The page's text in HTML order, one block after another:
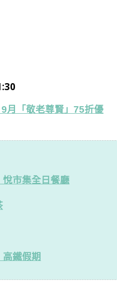
月「敬老尊賢」75折優
悅市集全日餐廳
鐵假期